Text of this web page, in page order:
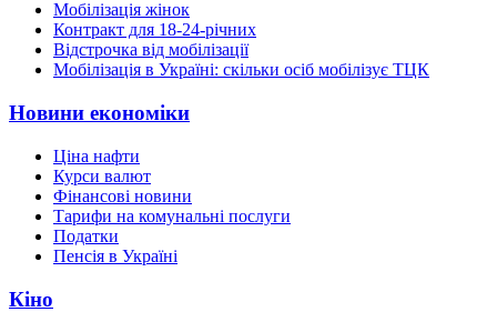
Мобілізація жінок
Контракт для 18-24-річних
Відстрочка від мобілізації
Мобілізація в Україні: скільки осіб мобілізує ТЦК
Новини економіки
Ціна нафти
Курси валют
Фінансові новини
Тарифи на комунальні послуги
Податки
Пенсія в Україні
Кіно